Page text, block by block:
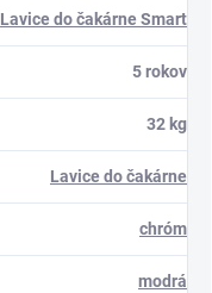
Lavice do čakárne Smart
5 rokov
32 kg
Lavice do čakárne
chróm
modrá